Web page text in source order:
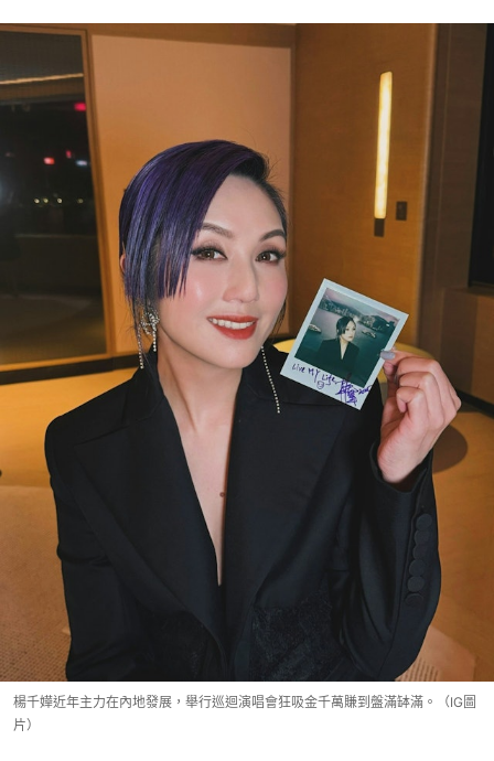
楊千嬅近年主力在內地發展，舉行巡迴演唱會狂吸金千萬賺到盤滿缽滿。（IG圖
片）